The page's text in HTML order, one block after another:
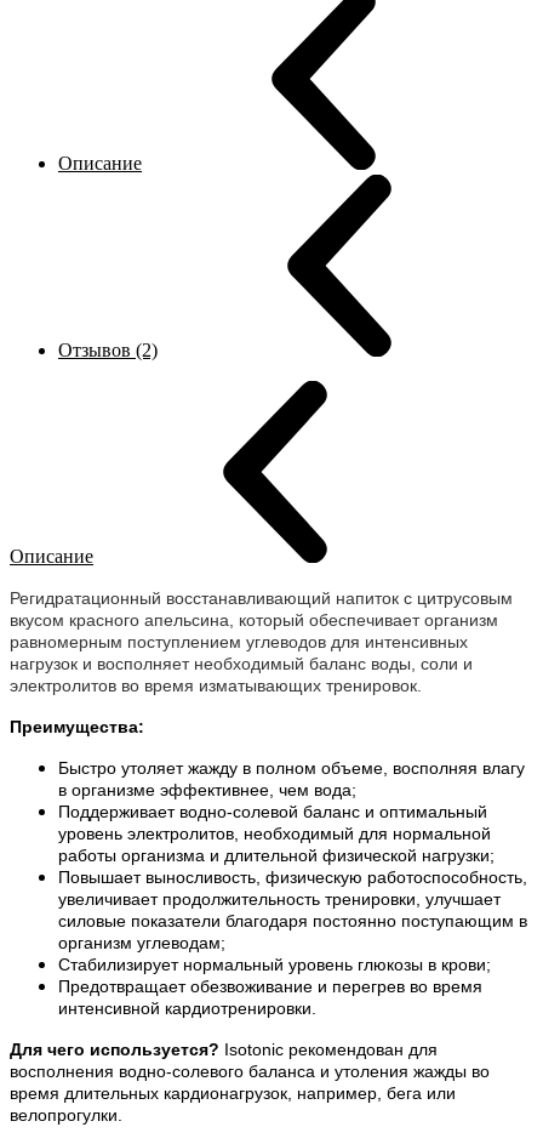
Описание
Отзывов (2)
Описание
Регидратационный восстанавливающий напиток с цитрусовым
вкусом красного апельсина, который обеспечивает организм
равномерным поступлением углеводов для интенсивных
нагрузок и восполняет необходимый баланс воды, соли и
электролитов во время изматывающих тренировок.
Преимущества:
Быстро утоляет жажду в полном объеме, восполняя влагу
в организме эффективнее, чем вода;
Поддерживает водно-солевой баланс и оптимальный
уровень электролитов, необходимый для нормальной
работы организма и длительной физической нагрузки;
Повышает выносливость, физическую работоспособность,
увеличивает продолжительность тренировки, улучшает
силовые показатели благодаря постоянно поступающим в
организм углеводам;
Стабилизирует нормальный уровень глюкозы в крови;
Предотвращает обезвоживание и перегрев во время
интенсивной кардиотренировки.
Для чего используется? Isotonic рекомендован для
восполнения водно-солевого баланса и утоления жажды во
время длительных кардионагрузок, например, бега или
велопрогулки.